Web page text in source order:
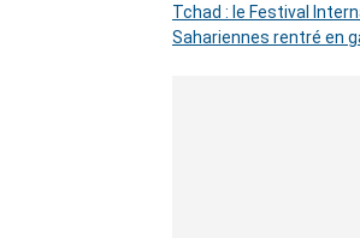
Tchad : le Festival
Sahariennes rentré en